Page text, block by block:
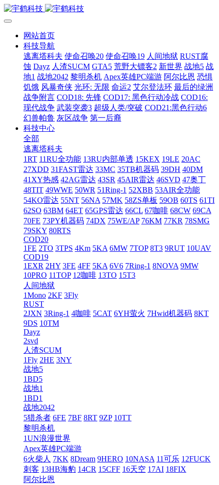
网站首页
科技导航
逃离塔科夫 使命召唤20 使命召唤19 人间地狱 RUST腐
蚀 Dayz 人渣SUCM GTA5 荒野大镖客2 新世界 战地5 战
地1 战地2042 黎明杀机 Apex英雄PC端游 阿尔比恩 恐惧
饥饿 风暴奇侠 光环: 无限 命运2 艾尔登法环 最后的绿洲
战争附言 COD18: 先锋 COD17: 黑色行动冷战 COD16:
现代战争 武装突袭3 超级人类/突破 COD21:黑色行动6
幻兽帕鲁 灰区战争 第一后裔
科技中心
全部
逃离塔科夫
1RT 11RU全功能 13RU内部单透 15KEX 19LE 20AC
27XDD 31FAST雷达 33MC 35TB机器码 39DH 40DM
41XY热感 42AG雷达 43SR 45AIR雷达 46SVD 47奥丁
48TIT 49WWE 50WR 51Ring-1 52XBB 53AIR全功能
54KO雷达 55NT 56NA 57MK 58ZS单板 59OB 60TS 61TI
62SO 63BM 64ET 65GPS雷达 66CL 67咖啡 68CW 69CA
70FE 73PY机器码 74DX 75WE/AP 76KM 77KR 78SMG
79SKY 80RTS
COD20
1FE 2TO 3TPS 4Km 5KA 6MW 7TOP 8T3 9RUT 10UAV
COD19
1EXR 2HY 3FE 4FF 5KA 6V6 7Ring-1 8NOVA 9MW
10PRO 11TOP 12咖啡 13TO 15T3
人间地狱
1Mono 2KF 3Fly
RUST
2JXN 3Ring-1 4咖啡 5CAT 6YH萤火 7Hwid机器码 8KT
9DS 10TM
Dayz
2svd
人渣SCUM
1Fly 2HE 3NY
战地5
1BD5
战地1
1BD1
战地2042
5猎杀者 6FE 7BF 8RT 9ZP 10TT
黎明杀机
1UN浪漫世界
Apex英雄PC端游
6火柴人 7KK 8Dream 9HERO 10NASA 11可乐 12FUCK
刺客 13HB海豹 14CR 15CFF 16天空 17AI 18FIX
阿尔比恩